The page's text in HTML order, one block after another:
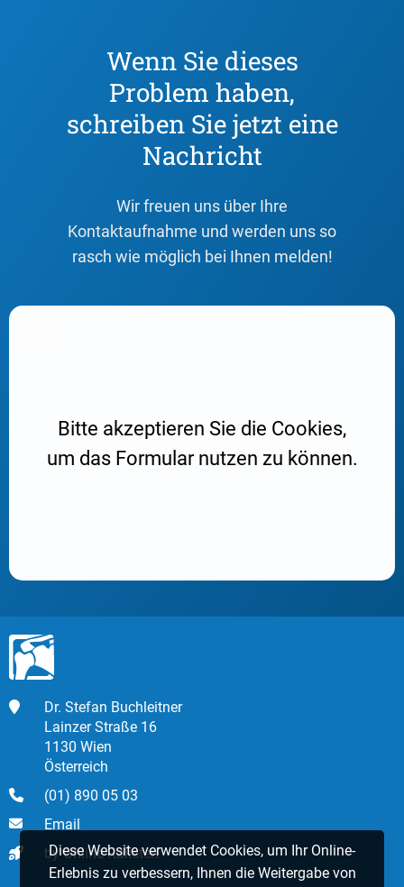
Diese Website verwendet Cookies, um Ihr Online-
Erlebnis zu verbessern, Ihnen die Weitergabe von
Wenn Sie dieses
Problem haben,
schreiben Sie jetzt eine
Nachricht
Wir freuen uns über Ihre
Kontaktaufnahme und werden uns so
rasch wie möglich bei Ihnen melden!
Aufgrund Ihrer DSGVO Einstellungen wird dieser Inhalt nicht
Bitte akzeptieren Sie die Cookies,
um das Formular nutzen zu können.
Dr. Stefan Buchleitner
Lainzer Straße 16
1130 Wien
Österreich
(01) 890 05 03
Email
by Online Raketen